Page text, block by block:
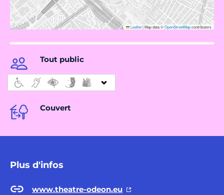
Leaflet|Map data ©OpenStreetMapcontributors
Tout public
Couvert
Plus d'infos
www.theatre-odeon.eu